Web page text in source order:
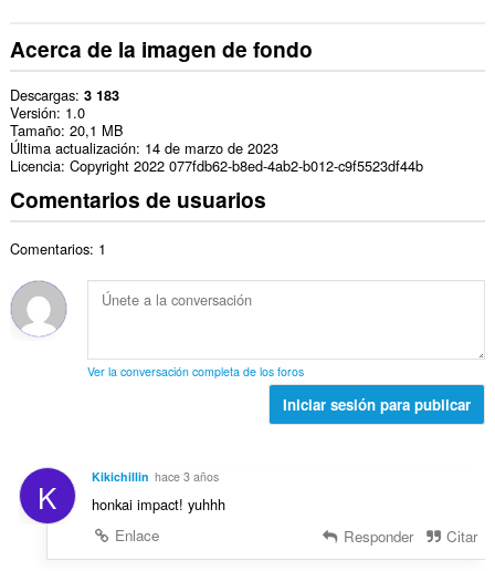
Acerca de la imagen de fondo
Descargas 3 183
Versión 1.0
Tamaño 20,1 MB
Última actualización 14 de marzo de 2023
Licencia Copyright 2022 077fdb62-b8ed-4ab2-b012-c9f5523df44b
Comentarios de usuarios
Comentarios: 1
Ver la conversación completa de los foros
Iniciar sesión para publicar
K Kikichillin hace 3 años
honkai impact! yuhhh
Enlace
Responder Citar